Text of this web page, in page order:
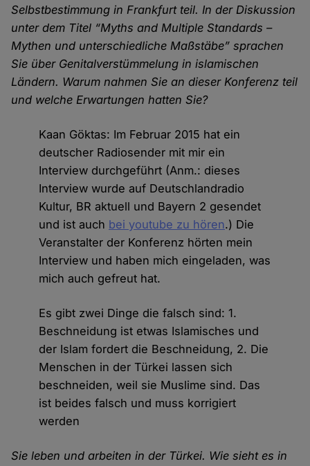
Selbstbestimmung in Frankfurt teil. In der Diskussion
unter dem Titel “Myths and Multiple Standards –
Mythen und unterschiedliche Maßstäbe” sprachen
Sie über Genitalverstümmelung in islamischen
Ländern. Warum nahmen Sie an dieser Konferenz teil
und welche Erwartungen hatten Sie?
Kaan Göktas: Im Februar 2015 hat ein
deutscher Radiosender mit mir ein
Interview durchgeführt (Anm.: dieses
Interview wurde auf Deutschlandradio
Kultur, BR aktuell und Bayern 2 gesendet
und ist auch bei youtube zu hören.) Die
Veranstalter der Konferenz hörten mein
Interview und haben mich eingeladen, was
mich auch gefreut hat.
Es gibt zwei Dinge die falsch sind: 1.
Beschneidung ist etwas Islamisches und
der Islam fordert die Beschneidung, 2. Die
Menschen in der Türkei lassen sich
beschneiden, weil sie Muslime sind. Das
ist beides falsch und muss korrigiert
werden
Sie leben und arbeiten in der Türkei. Wie sieht es in